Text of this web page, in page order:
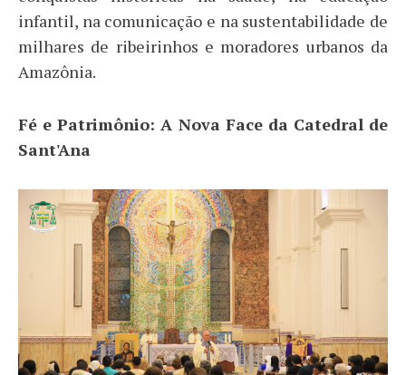
infantil, na comunicação e na sustentabilidade de
milhares de ribeirinhos e moradores urbanos da
Amazônia.
Fé e Patrimônio: A Nova Face da Catedral de
Sant'Ana